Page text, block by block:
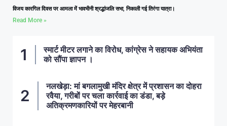
विजय कारगिल दिवस पर आमला में भावभीनी श्रद्धांजलि सभा, निकाली गई तिरंगा यात्रा।
Read More »
स्मार्ट मीटर लगाने का विरोध, कांग्रेस ने सहायक अभियंता
को सौंपा ज्ञापन ।
नलखेड़ा: मां बगलामुखी मंदिर क्षेत्र में प्रशासन का दोहरा
रवैया, गरीबों पर चला कार्रवाई का डंडा, बड़े
अतिक्रमणकारियों पर मेहरबानी